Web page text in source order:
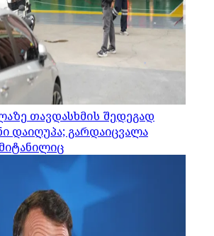
თავდასხმის შედეგად
დაიღუპა; გარდაიცვალა